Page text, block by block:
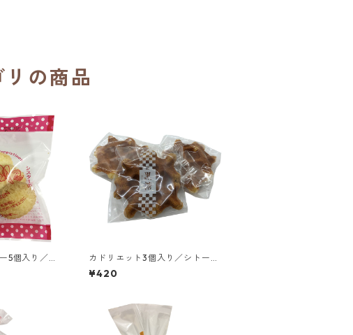
の商品
5個入り／函
院 天使園
カドリエット3個入り／シトー
会 安心院（あじむ）トラピスチ
ヌ修道院
¥420